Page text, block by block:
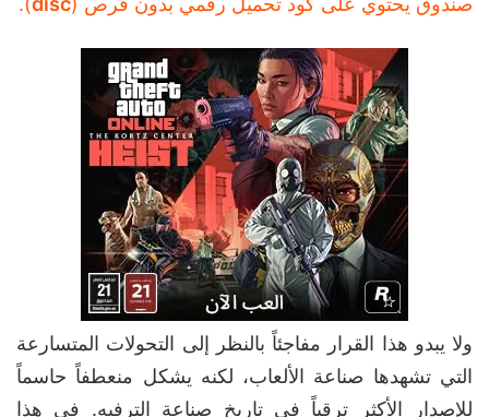
ولا يبدو هذا القرار مفاجئاً بالنظر إلى التحولات المتسارعة
التي تشهدها صناعة الألعاب، لكنه يشكل منعطفاً حاسماً
للإصدار الأكثر ترقباً في تاريخ صناعة الترفيه. في هذا